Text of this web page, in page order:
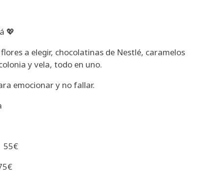
💖
a elegir, chocolatinas de Nestlé, caramelos
y vela, todo en uno.
emocionar y no fallar.
55€